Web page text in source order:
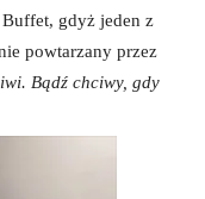
Buffet, gdyż jeden z
powtarzany przez
Bądź chciwy, gdy